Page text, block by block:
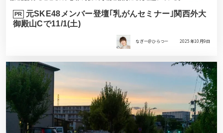
PR
元SKE48メンバー登壇｢乳がんセミナー｣関西外大
御殿山Cで11/1(土)
なぎー＠ひらつー 2025年10月9日